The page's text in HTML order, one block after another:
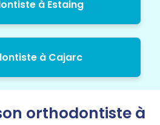
à Estaing
à Cajarc
orthodontiste à